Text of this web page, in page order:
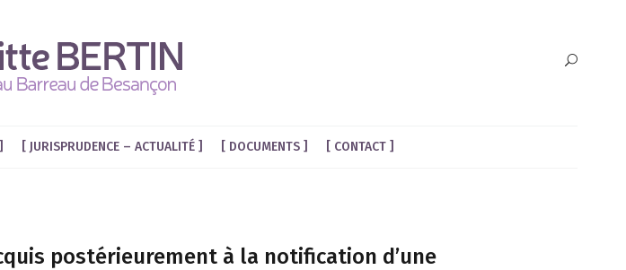
JURISPRUDENCE – ACTUALITÉ DOCUMENTS CONTACT
postérieurement à la notification d’une